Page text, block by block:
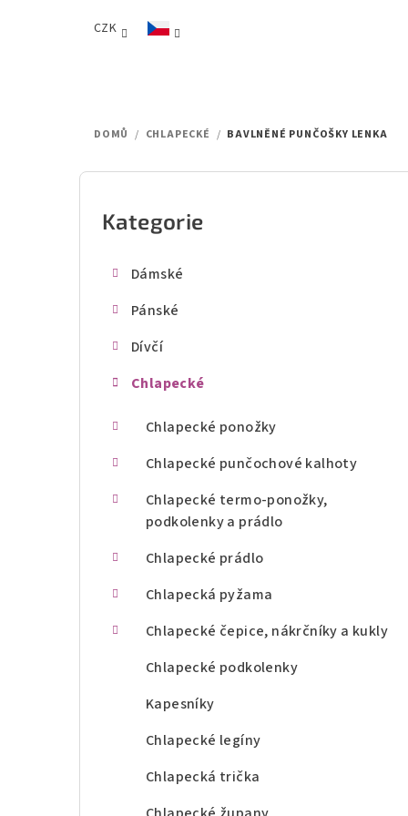
CZK
DOMŮ / CHLAPECKÉ / BAVLNĚNÉ PUNČOŠKY LENKA
Přeskočit
kategorie
Kategorie
Dámské
Pánské
Dívčí
Chlapecké
Chlapecké ponožky
Chlapecké punčochové kalhoty
Chlapecké termo-ponožky,
podkolenky a prádlo
Chlapecké prádlo
Chlapecká pyžama
Chlapecké čepice, nákrčníky a kukly
Chlapecké podkolenky
Kapesníky
Chlapecké legíny
Chlapecká trička